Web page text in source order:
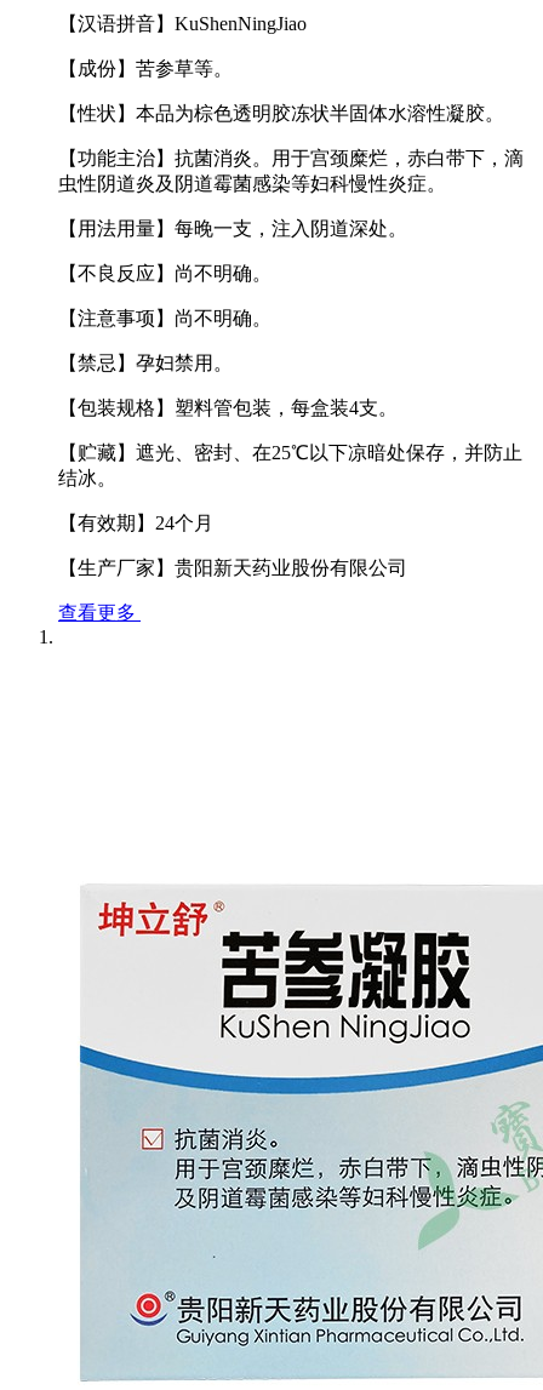
【汉语拼音】KuShenNingJiao
【成份】苦参草等。
【性状】本品为棕色透明胶冻状半固体水溶性凝胶。
【功能主治】抗菌消炎。用于宫颈糜烂，赤白带下，滴
虫性阴道炎及阴道霉菌感染等妇科慢性炎症。
【用法用量】每晚一支，注入阴道深处。
【不良反应】尚不明确。
【注意事项】尚不明确。
【禁忌】孕妇禁用。
【包装规格】塑料管包装，每盒装4支。
【贮藏】遮光、密封、在25℃以下凉暗处保存，并防止
结冰。
【有效期】24个月
【生产厂家】贵阳新天药业股份有限公司
查看更多